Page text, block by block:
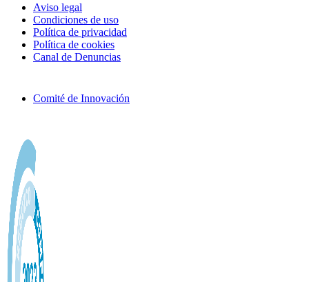
Aviso legal
Condiciones de uso
Política de privacidad
Política de cookies
Canal de Denuncias
Comité de Innovación